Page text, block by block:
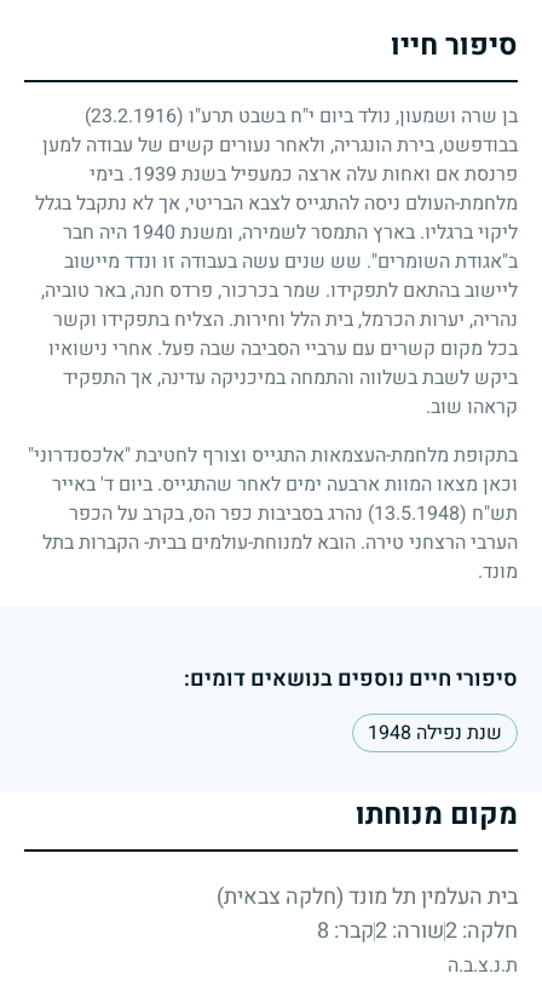
סיפור חייו
בן שרה ושמעון, נולד ביום י"ח בשבט תרע"ו (23.2.1916)
בבודפשט, בירת הונגריה, ולאחר נעורים קשים של עבודה למען
פרנסת אם ואחות עלה ארצה כמעפיל בשנת 1939. בימי
מלחמת-העולם ניסה להתגייס לצבא הבריטי, אך לא נתקבל בגלל
ליקוי ברגליו. בארץ התמסר לשמירה, ומשנת 1940 היה חבר
ב"אגודת השומרים". שש שנים עשה בעבודה זו ונדד מיישוב
ליישוב בהתאם לתפקידו. שמר בכרכור, פרדס חנה, באר טוביה,
נהריה, יערות הכרמל, בית הלל וחירות. הצליח בתפקידו וקשר
בכל מקום קשרים עם ערביי הסביבה שבה פעל. אחרי נישואיו
ביקש לשבת בשלווה והתמחה במיכניקה עדינה, אך התפקיד
קראהו שוב.
בתקופת מלחמת-העצמאות התגייס וצורף לחטיבת "אלכסנדרוני"
וכאן מצאו המוות ארבעה ימים לאחר שהתגייס. ביום ד' באייר
תש"ח (13.5.1948)
נהרג בסביבות כפר הס, בקרב על הכפר
הערבי הרצחני טירה. הובא למנוחת-עולמים בבית- הקברות בתל
מונד.
סיפורי חיים נוספים בנושאים דומים:
שנת נפילה 1948
מקום מנוחתו
בית העלמין תל מונד (חלקה צבאית)
חלקה: 2
שורה: 2 קבר: 8
ת.נ.צ.ב.ה